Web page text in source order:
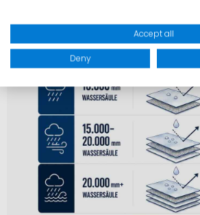
Accept all
Deny